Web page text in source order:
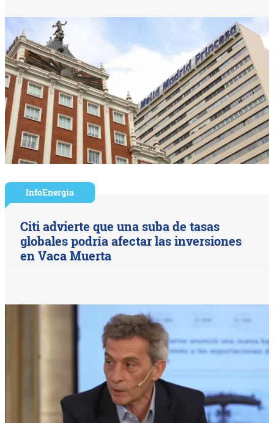
InfoEnergía
Citi advierte que una suba de tasas
globales podría afectar las inversiones
en Vaca Muerta